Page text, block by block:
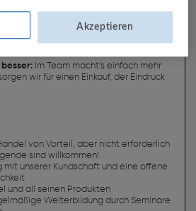
Akzeptieren